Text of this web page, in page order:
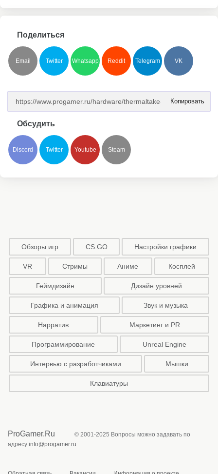
Поделиться
Email Twitter Whatsapp Reddit Telegram VK
Копировать
Обсудить
Discord Twitter Youtube Steam
Обзоры игр CS:GO Настройки графики
VR Стримы Аниме Косплей
Геймдизайн Дизайн уровней
Графика и анимация Звук и музыка
Нарратив Маркетинг и PR
Программирование Unreal Engine
Интервью с разработчиками Мышки
Клавиатуры
ProGamer.Ru
© 2001-2025 Вопросы можно задавать по
адресу info@progamer.ru